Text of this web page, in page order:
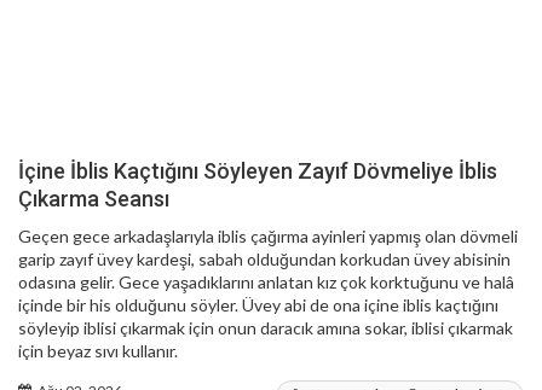
İçine İblis Kaçtığını Söyleyen Zayıf Dövmeliye İblis
Çıkarma Seansı
Geçen gece arkadaşlarıyla iblis çağırma ayinleri yapmış olan dövmeli
garip zayıf üvey kardeşi, sabah olduğundan korkudan üvey abisinin
odasına gelir. Gece yaşadıklarını anlatan kız çok korktuğunu ve halâ
içinde bir his olduğunu söyler. Üvey abi de ona içine iblis kaçtığını
söyleyip iblisi çıkarmak için onun daracık amına sokar, iblisi çıkarmak
için beyaz sıvı kullanır.